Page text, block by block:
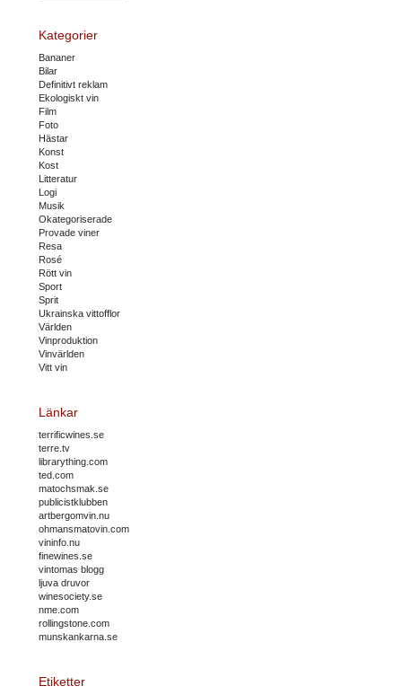
Kategorier
Bananer
Bilar
Definitivt reklam
Ekologiskt vin
Film
Foto
Hästar
Konst
Kost
Litteratur
Logi
Musik
Okategoriserade
Provade viner
Resa
Rosé
Rött vin
Sport
Sprit
Ukrainska vittofflor
Världen
Vinproduktion
Vinvärlden
Vitt vin
Länkar
terrificwines.se
terre.tv
librarything.com
ted.com
matochsmak.se
publicistklubben
artbergomvin.nu
ohmansmatovin.com
vininfo.nu
finewines.se
vintomas blogg
ljuva druvor
winesociety.se
nme.com
rollingstone.com
munskankarna.se
Etiketter